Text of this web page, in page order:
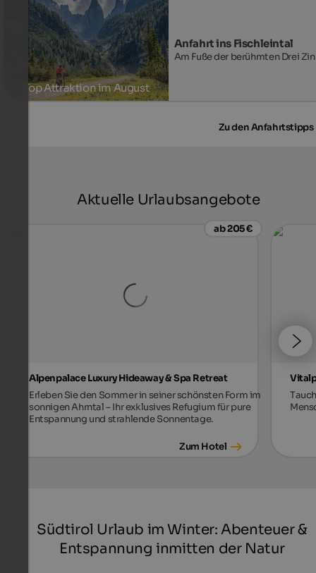
Top Attraktion im August
Anfahrt ins Fischleintal
Am Fuße der berühmten Drei
Zu den Anfahrtstipps
Aktuelle Urlaubsangebote
ab 205 €
Alpenpalace Luxury Hideaway & Spa Retreat
Erleben Sie den Sommer in seiner schönsten Form im
sonnigen Ahrntal – Ihr exklusives Refugium für pure
Entspannung und strahlende Sonnentage.
Zum Hotel
Südtirol Urlaub im Winter: Abenteuer &
Entspannung inmitten der Natur